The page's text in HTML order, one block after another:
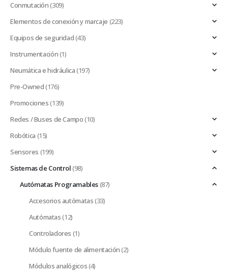
Conmutación(309)
Elementos de conexión y marcaje (223)
Equipos de seguridad(43)
Instrumentación(1)
Neumática e hidráulica(197)
Pre-Owned(176)
Promociones(139)
Redes / Buses de Campo(10)
Robótica (15)
Sensores (199)
Sistemas de Control(98)
Autómatas Programables(87)
Accesorios autómatas(33)
Autómatas(12)
Controladores (1)
Módulo fuente de alimentación(2)
Módulos analógicos(4)